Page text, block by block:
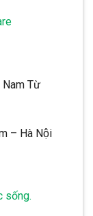
Từ
– Hà Nội
sống.